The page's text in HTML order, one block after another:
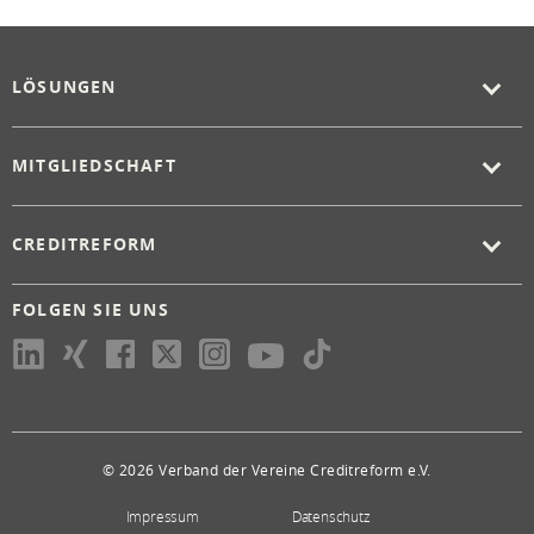
LÖSUNGEN
MITGLIEDSCHAFT
CREDITREFORM
FOLGEN SIE UNS
© 2026 Verband der Vereine Creditreform e.V.
Impressum Datenschutz